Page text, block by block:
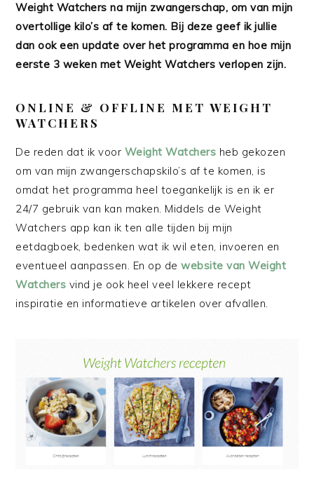
Weight Watchers na mijn zwangerschap, om van mijn
overtollige kilo’s af te komen. Bij deze geef ik jullie
dan ook een update over het programma en hoe mijn
eerste 3 weken met Weight Watchers verlopen zijn.
ONLINE & OFFLINE MET WEIGHT
WATCHERS
De reden dat ik voor Weight Watchers heb gekozen
om van mijn zwangerschapskilo’s af te komen, is
omdat het programma heel toegankelijk is en ik er
24/7 gebruik van kan maken. Middels de Weight
Watchers app kan ik ten alle tijden bij mijn
eetdagboek, bedenken wat ik wil eten, invoeren en
eventueel aanpassen. En op dewebsite van Weight
Watchers vind je ook heel veel lekkere recept
inspiratie en informatieve artikelen over afvallen.